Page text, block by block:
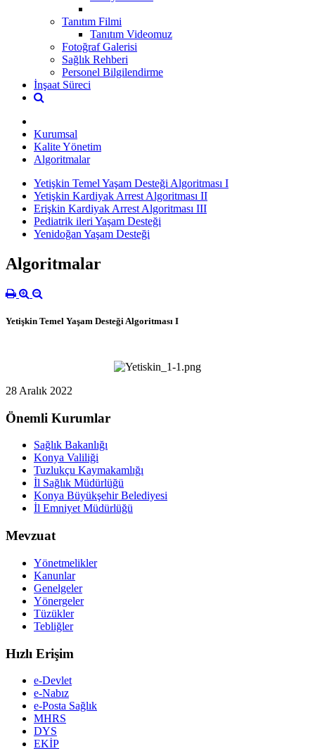
Tanıtım Filmi
Tanıtım Videomuz
Fotoğraf Galerisi
Sağlık Rehberi
Personel Bilgilendirme
İnşaat Süreci
Kurumsal
Kalite Yönetim
Algoritmalar
Yetişkin Temel Yaşam Desteği Algoritması I
Yetişkin Kardiyak Arrest Algoritması II
Erişkin Kardiyak Arrest Algoritması III
Pediatrik ileri Yaşam Desteği
Yenidoğan Yaşam Desteği
Algoritmalar
Yetişkin Temel Yaşam Desteği Algoritması I
28 Aralık 2022
Önemli Kurumlar
Sağlık Bakanlığı
Konya Valiliği
Tuzlukçu Kaymakamlığı
İl Sağlık Müdürlüğü
Konya Büyükşehir Belediyesi
İl Emniyet Müdürlüğü
Mevzuat
Yönetmelikler
Kanunlar
Genelgeler
Yönergeler
Tüzükler
Tebliğler
Hızlı Erişim
e-Devlet
e-Nabız
e-Posta Sağlık
MHRS
DYS
EKİP